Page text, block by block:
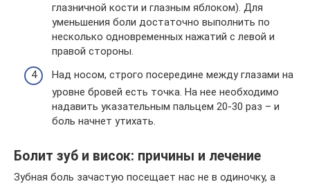
глазничной кости и глазным яблоком). Для
уменьшения боли достаточно выполнить по
несколько одновременных нажатий с левой и
правой стороны.
Над носом, строго посередине между глазами на
уровне бровей есть точка. На нее необходимо
надавить указательным пальцем 20-30 раз – и
боль начнет утихать.
Болит зуб и висок: причины и лечение
Зубная боль зачастую посещает нас не в одиночку, а